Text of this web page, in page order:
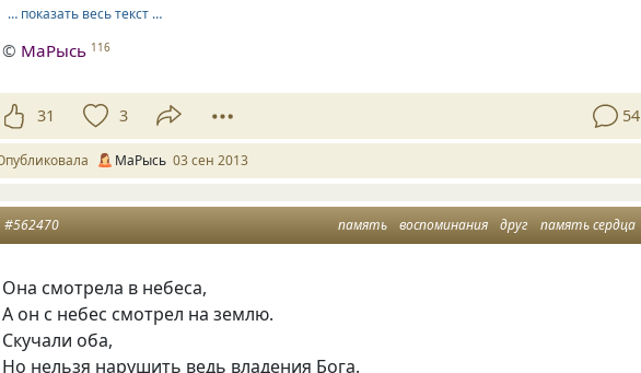
… показать весь текст …
© МаРысь 116
31 3 54
МаРысь 03 сен 2013
память воспоминания друг память сердца
#562470
Она смотрела в небеса,
А он с небес смотрел на землю.
Скучали оба,
Но нельзя нарушить ведь владения Бога.